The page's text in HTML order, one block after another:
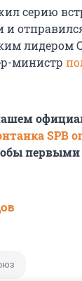
серию
лидером
министр
SPB
первыми